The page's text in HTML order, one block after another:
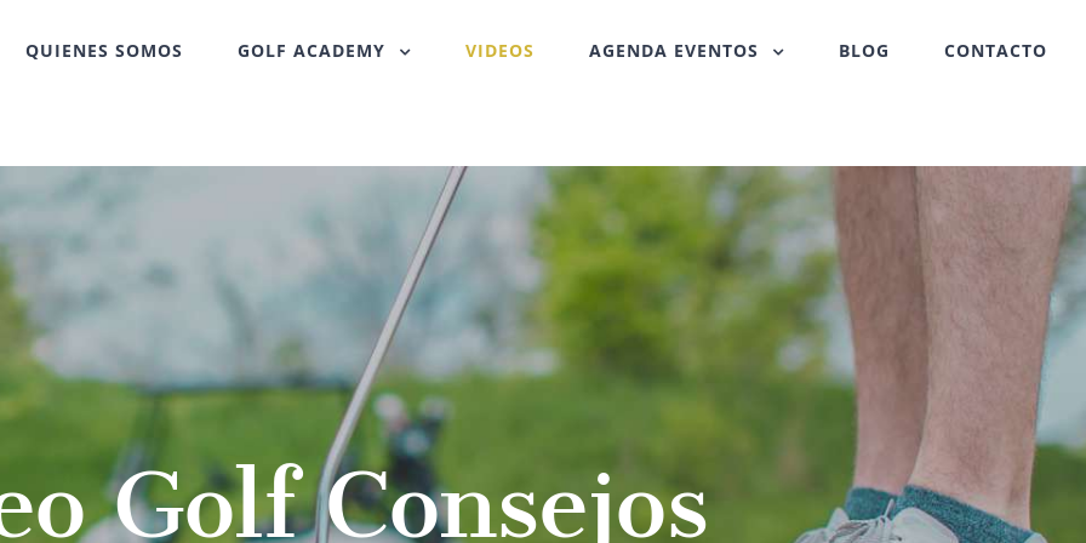
QUIENES SOMOS GOLF ACADEMY VIDEOS AGENDA EVENTOS BLOG CONTACTO
Golf Consejos